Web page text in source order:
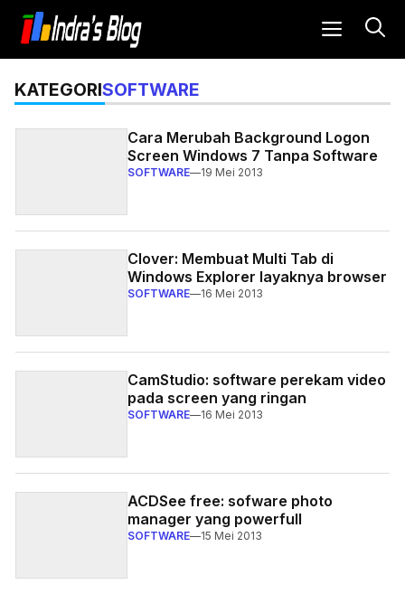
Langsung
isi
MENU
KATEGORISOFTWARE
Cara Merubah Background Logon
Screen Windows 7 Tanpa Software
SOFTWARE—19 Mei 2013
Clover: Membuat Multi Tab di
Windows Explorer layaknya browser
SOFTWARE—16 Mei 2013
CamStudio: software perekam video
pada screen yang ringan
SOFTWARE—16 Mei 2013
ACDSee free: sofware photo
manager yang powerfull
SOFTWARE—15 Mei 2013